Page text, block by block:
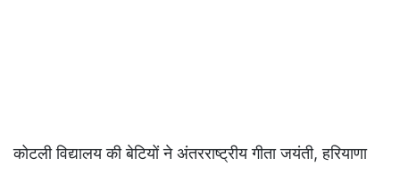
कोटली विद्यालय की बेटियों ने अंतरराष्ट्रीय गीता जयंती, हरियाणा